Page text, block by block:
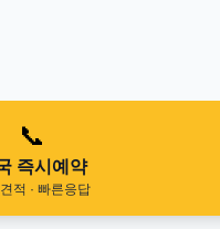
📞
즉시예약
적 · 빠른응답